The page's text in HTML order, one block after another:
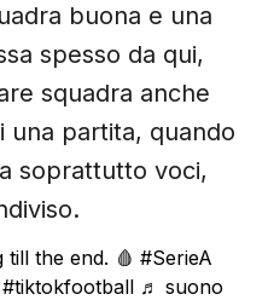
buona e una
spesso da qui,
squadra anche
una partita, quando
soprattutto voci,
till the end. 🩸 #SerieA
#tiktokfootball ♬ suono